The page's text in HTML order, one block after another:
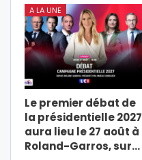
A LA UNE
Le premier débat de
la présidentielle 2027
aura lieu le 27 août à
Roland-Garros, sur…